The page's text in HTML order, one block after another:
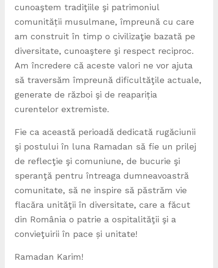
cunoaştem tradiţiile şi patrimoniul
comunității musulmane, împreună cu care
am construit în timp o civilizaţie bazată pe
diversitate, cunoaştere şi respect reciproc.
Am încredere că aceste valori ne vor ajuta
să traversăm împreună dificultăţile actuale,
generate de război şi de reapariția
curentelor extremiste.
Fie ca această perioadă dedicată rugăciunii
şi postului în luna Ramadan să fie un prilej
de reflecţie şi comuniune, de bucurie şi
speranţă pentru întreaga dumneavoastră
comunitate, să ne inspire să păstrăm vie
flacăra unităţii în diversitate, care a făcut
din România o patrie a ospitalităţii şi a
convieţuirii în pace și unitate!
Ramadan Karim!